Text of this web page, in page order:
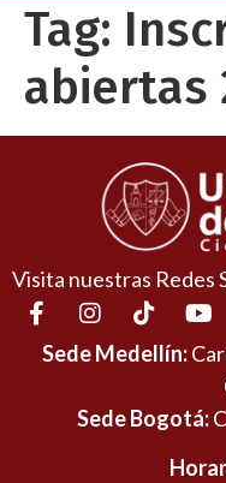
Tag:
abiertas
Visita nuestras Redes
Sede Medellín:
Sede Bogotá: